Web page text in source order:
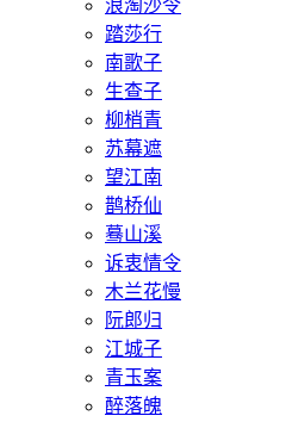
浪淘沙令
踏莎行
南歌子
生查子
柳梢青
苏幕遮
望江南
鹊桥仙
蓦山溪
诉衷情令
木兰花慢
阮郎归
江城子
青玉案
醉落魄